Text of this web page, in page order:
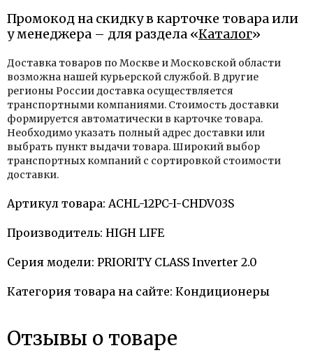
Промокод на скидку в карточке товара или
у менеджера – для раздела «Каталог»
Доставка товаров по Москве и Московской области
возможна нашей курьерской службой. В другие
регионы России доставка осуществляется
транспортными компаниями. Стоимость доставки
формируется автоматически в карточке товара.
Необходимо указать полный адрес доставки или
выбрать пункт выдачи товара. Широкий выбор
транспортных компаний с сортировкой стоимости
доставки.
Артикул товара: ACHL-12PC-I-CHDV03S
Производитель: HIGH LIFE
Серия модели: PRIORITY CLASS Inverter 2.0
Категория товара на сайте: Кондиционеры
Отзывы о товаре